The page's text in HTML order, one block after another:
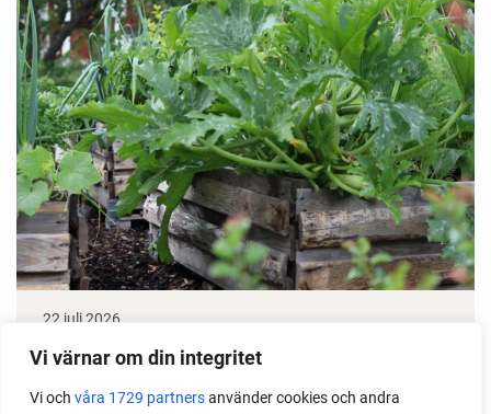
Vi värnar om din integritet
Vi och våra 1729 partnersanvänder cookies och andra
22 juli 2026
Odla stora växter på liten plats
Med det här smarta knepet kan du odla också stora